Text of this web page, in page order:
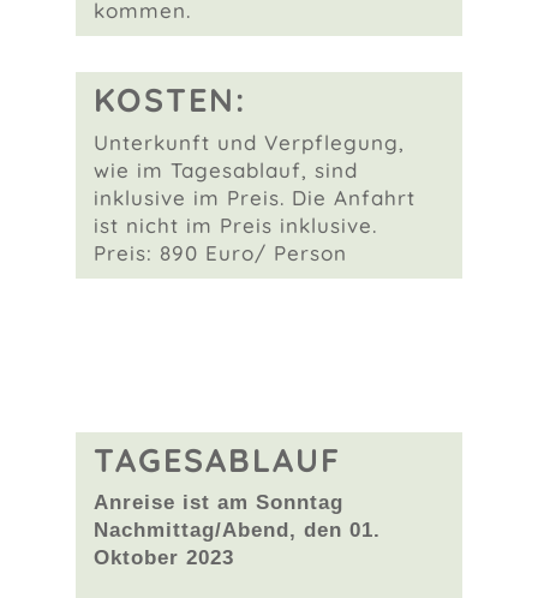
kommen.
KOSTEN:
Unterkunft und Verpflegung,
wie im Tagesablauf, sind
inklusive im Preis. Die Anfahrt
ist nicht im Preis inklusive.
Preis: 890 Euro/ Person
TAGESABLAUF
Anreise ist am Sonntag
Nachmittag/Abend, den 01.
Oktober 2023